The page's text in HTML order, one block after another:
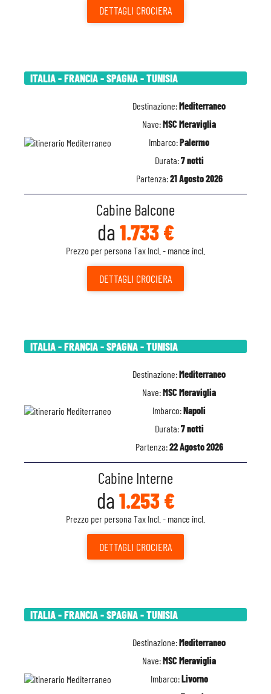
DETTAGLI CROCIERA
ITALIA - FRANCIA - SPAGNA - TUNISIA
Destinazione:Mediterraneo
Nave:MSC Meraviglia
Imbarco:Palermo
Durata:7 notti
Partenza:21 Agosto 2026
Cabine Balcone
da 1.733 €
Prezzo per persona Tax Incl. - mance incl.
DETTAGLI CROCIERA
ITALIA - FRANCIA - SPAGNA - TUNISIA
Destinazione:Mediterraneo
Nave:MSC Meraviglia
Imbarco:Napoli
Durata:7 notti
Partenza:22 Agosto 2026
Cabine Interne
da 1.253 €
Prezzo per persona Tax Incl. - mance incl.
DETTAGLI CROCIERA
ITALIA - FRANCIA - SPAGNA - TUNISIA
Destinazione:Mediterraneo
Nave:MSC Meraviglia
Imbarco:Livorno